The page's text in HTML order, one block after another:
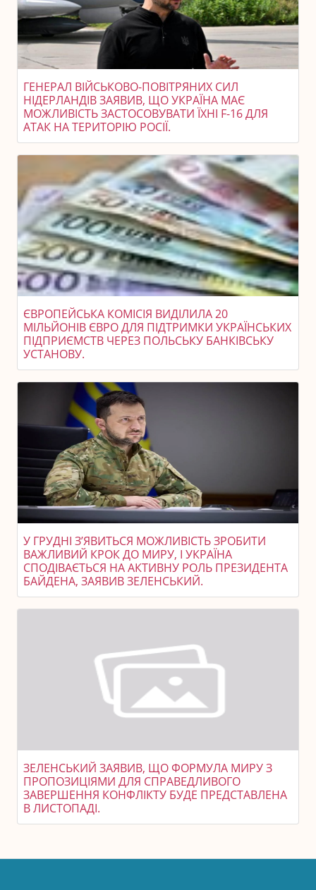
ГЕНЕРАЛ ВІЙСЬКОВО-ПОВІТРЯНИХ СИЛ
НІДЕРЛАНДІВ ЗАЯВИВ, ЩО УКРАЇНА МАЄ
МОЖЛИВІСТЬ ЗАСТОСОВУВАТИ ЇХНІ F-16 ДЛЯ
АТАК НА ТЕРИТОРІЮ РОСІЇ.
ЄВРОПЕЙСЬКА КОМІСІЯ ВИДІЛИЛА 20
МІЛЬЙОНІВ ЄВРО ДЛЯ ПІДТРИМКИ УКРАЇНСЬКИХ
ПІДПРИЄМСТВ ЧЕРЕЗ ПОЛЬСЬКУ БАНКІВСЬКУ
УСТАНОВУ.
У ГРУДНІ З’ЯВИТЬСЯ МОЖЛИВІСТЬ ЗРОБИТИ
ВАЖЛИВИЙ КРОК ДО МИРУ, І УКРАЇНА
СПОДІВАЄТЬСЯ НА АКТИВНУ РОЛЬ ПРЕЗИДЕНТА
БАЙДЕНА, ЗАЯВИВ ЗЕЛЕНСЬКИЙ.
ЗЕЛЕНСЬКИЙ ЗАЯВИВ, ЩО ФОРМУЛА МИРУ З
ПРОПОЗИЦІЯМИ ДЛЯ СПРАВЕДЛИВОГО
ЗАВЕРШЕННЯ КОНФЛІКТУ БУДЕ ПРЕДСТАВЛЕНА
В ЛИСТОПАДІ.